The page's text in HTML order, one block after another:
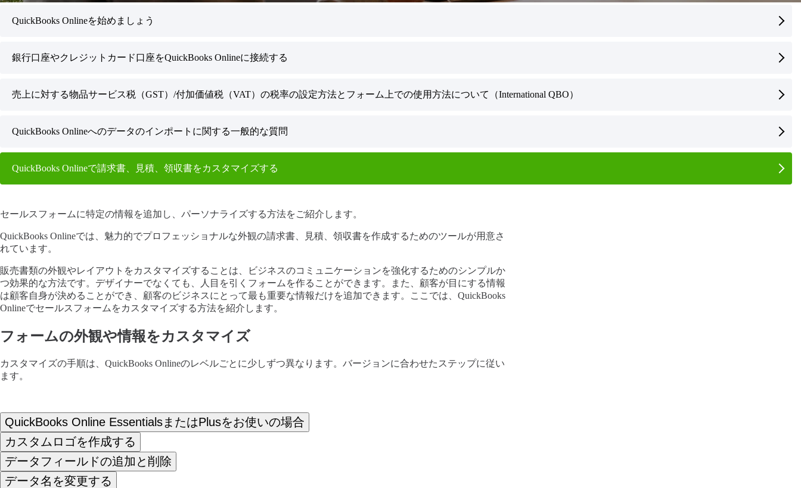
QuickBooks Onlineを始めましょう
銀行口座やクレジットカード口座をQuickBooks Onlineに接続する
売上に対する物品サービス税（GST）/付加価値税（VAT）の税率の設定方法とフォーム上での使用方法について（International QBO）
QuickBooks Onlineへのデータのインポートに関する一般的な質問
QuickBooks Onlineで請求書、見積、領収書をカスタマイズする
セールスフォームに特定の情報を追加し、パーソナライズする方法をご紹介します。
QuickBooks Onlineでは、魅力的でプロフェッショナルな外観の請求書、見積、領収書を作成するためのツールが用意さ
れています。
販売書類の外観やレイアウトをカスタマイズすることは、ビジネスのコミュニケーションを強化するためのシンプルか
つ効果的な方法です。デザイナーでなくても、人目を引くフォームを作ることができます。また、顧客が目にする情報
は顧客自身が決めることができ、顧客のビジネスにとって最も重要な情報だけを追加できます。ここでは、QuickBooks
Onlineでセールスフォームをカスタマイズする方法を紹介します。
フォームの外観や情報をカスタマイズ
カスタマイズの手順は、QuickBooks Onlineのレベルごとに少しずつ異なります。バージョンに合わせたステップに従い
ます。
QuickBooks Online EssentialsまたはPlusをお使いの場合
カスタムロゴを作成する
データフィールドの追加と削除
データ名を変更する